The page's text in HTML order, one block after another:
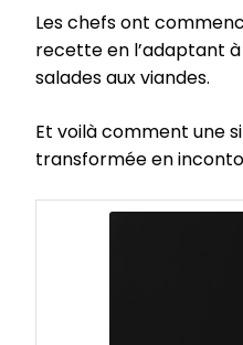
Les chefs ont
recette en l’adaptant
salades aux viandes.
Et voilà comment une
transformée en